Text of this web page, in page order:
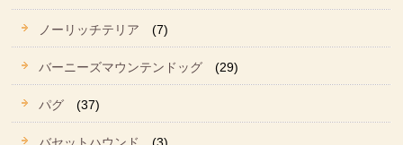
ノーリッチテリア (7)
バーニーズマウンテンドッグ (29)
パグ (37)